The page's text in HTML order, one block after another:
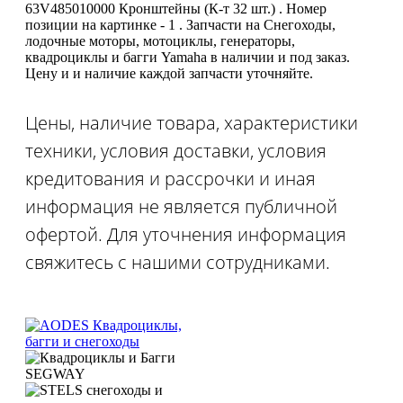
63V485010000 Кронштейны (К-т 32 шт.) . Номер
позиции на картинке - 1 . Запчасти на Снегоходы,
лодочные моторы, мотоциклы, генераторы,
квадроциклы и багги Yamaha в наличии и под заказ.
Цену и и наличие каждой запчасти уточняйте.
Цены, наличие товара, характеристики
техники, условия доставки, условия
кредитования и рассрочки и иная
информация не является публичной
офертой. Для уточнения информация
свяжитесь с нашими сотрудниками.